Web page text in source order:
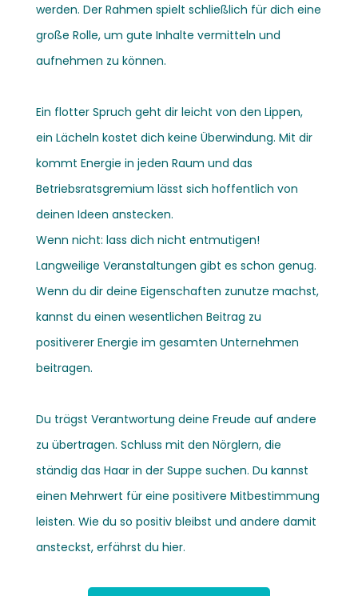
werden. Der Rahmen spielt schließlich für dich eine
große Rolle, um gute Inhalte vermitteln und
aufnehmen zu können.
Ein flotter Spruch geht dir leicht von den Lippen,
ein Lächeln kostet dich keine Überwindung. Mit dir
kommt Energie in jeden Raum und das
Betriebsratsgremium lässt sich hoffentlich von
deinen Ideen anstecken.
Wenn nicht: lass dich nicht entmutigen!
Langweilige Veranstaltungen gibt es schon genug.
Wenn du dir deine Eigenschaften zunutze machst,
kannst du einen wesentlichen Beitrag zu
positiverer Energie im gesamten Unternehmen
beitragen.
Du trägst Verantwortung deine Freude auf andere
zu übertragen. Schluss mit den Nörglern, die
ständig das Haar in der Suppe suchen. Du kannst
einen Mehrwert für eine positivere Mitbestimmung
leisten. Wie du so positiv bleibst und andere damit
ansteckst, erfährst du hier.